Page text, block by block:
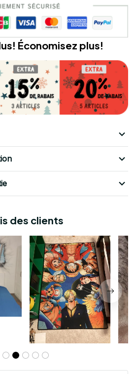
Économisez plus!
des clients